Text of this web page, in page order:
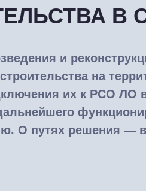
В
и
на
их к РСО ЛО
О путях решения — в